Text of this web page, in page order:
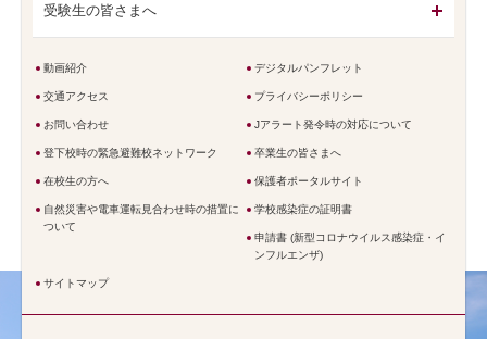
受験生の皆さまへ
動画紹介 デジタルパンフレット
交通アクセス プライバシーポリシー
お問い合わせ Jアラート発令時の対応について
登下校時の緊急避難校ネットワーク 卒業生の皆さまへ
在校生の方へ 保護者ポータルサイト
自然災害や電車運転見合わせ時の措置に
ついて
学校感染症の証明書
申請書 (新型コロナウイルス感染症・イ
ンフルエンザ)
サイトマップ